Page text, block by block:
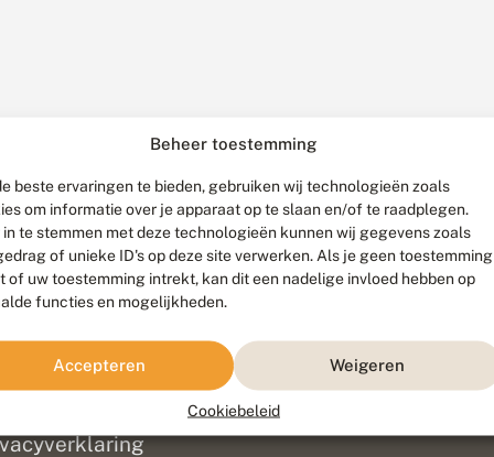
Beheer toestemming
beste ervaringen te bieden, gebruiken wij technologieën zoals
om informatie over je apparaat op te slaan en/of te raadplegen.
in te stemmen met deze technologieën kunnen wij gegevens zoals
of unieke ID's op deze site verwerken. Als je geen toestemming
of uw toestemming intrekt, kan dit een nadelige invloed hebben op
functies en mogelijkheden.
Accepteren Weigeren
Cookiebeleid
ontwikkeld door Go2People, ontworpen door